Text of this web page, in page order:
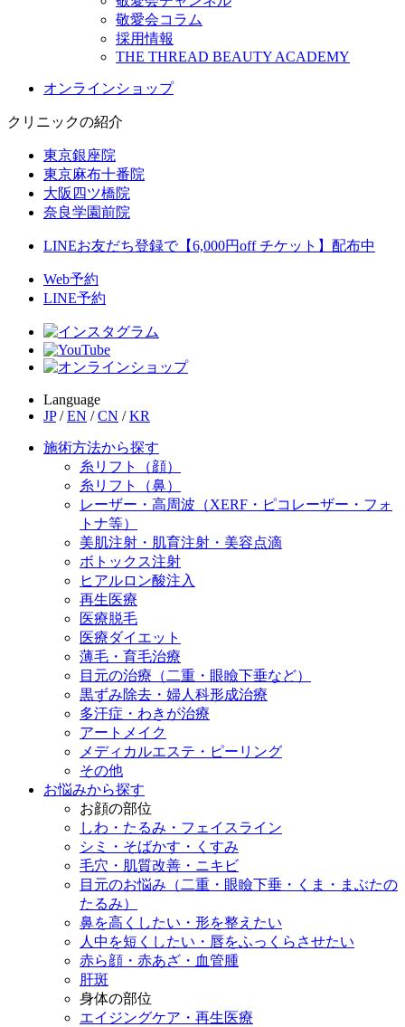
敬愛会コラム
採用情報
THE THREAD BEAUTY ACADEMY
オンラインショップ
クリニックの紹介
東京銀座院
東京麻布十番院
大阪四ツ橋院
奈良学園前院
LINEお友だち登録で【6,000円off チケット】配布中
Web予約
LINE予約
Language
JP / EN / CN / KR
施術方法から探す
糸リフト（顔）
糸リフト（鼻）
レーザー・高周波（XERF・ピコレーザー・フォ
トナ等）
美肌注射・肌育注射・美容点滴
ボトックス注射
ヒアルロン酸注入
再生医療
医療脱毛
医療ダイエット
薄毛・育毛治療
目元の治療（二重・眼瞼下垂など）
黒ずみ除去・婦人科形成治療
多汗症・わきが治療
アートメイク
メディカルエステ・ピーリング
その他
お悩みから探す
お顔の部位
しわ・たるみ・フェイスライン
シミ・そばかす・くすみ
毛穴・肌質改善・ニキビ
目元のお悩み（二重・眼瞼下垂・くま・まぶたの
たるみ）
鼻を高くしたい・形を整えたい
人中を短くしたい・唇をふっくらさせたい
赤ら顔・赤あざ・血管腫
肝斑
身体の部位
エイジングケア・再生医療